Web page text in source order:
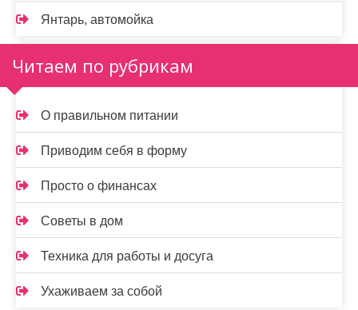
Янтарь, автомойка
Читаем по рубрикам
О правильном питании
Приводим себя в форму
Просто о финансах
Советы в дом
Техника для работы и досуга
Ухаживаем за собой